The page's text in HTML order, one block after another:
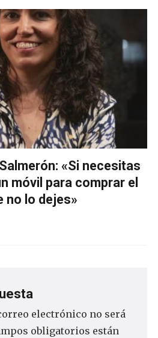
«Si necesitas
móvil para comprar el
no lo dejes»
electrónico no será
obligatorios están